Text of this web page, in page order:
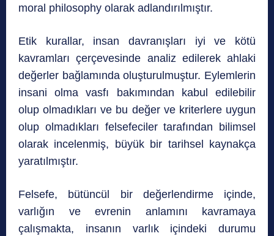
moral philosophy olarak adlandırılmıştır.
Etik kurallar, insan davranışları iyi ve kötü
kavramları çerçevesinde analiz edilerek ahlaki
değerler bağlamında oluşturulmuştur. Eylemlerin
insani olma vasfı bakımından kabul edilebilir
olup olmadıkları ve bu değer ve kriterlere uygun
olup olmadıkları felsefeciler tarafından bilimsel
olarak incelenmiş, büyük bir tarihsel kaynakça
yaratılmıştır.
Felsefe, bütüncül bir değerlendirme içinde,
varlığın ve evrenin anlamını kavramaya
çalışmakta, insanın varlık içindeki durumu